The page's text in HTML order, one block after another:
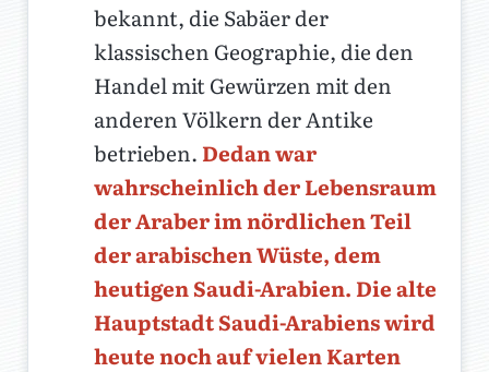
bekannt, die Sabäer der
klassischen Geographie, die den
Handel mit Gewürzen mit den
anderen Völkern der Antike
betrieben. Dedan war
wahrscheinlich der Lebensraum
der Araber im nördlichen Teil
der arabischen Wüste, dem
heutigen Saudi-Arabien. Die alte
Hauptstadt Saudi-Arabiens wird
heute noch auf vielen Karten